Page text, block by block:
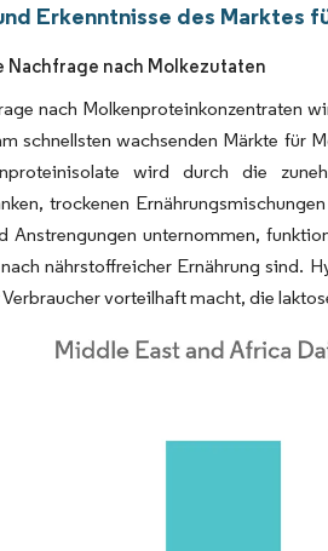
Erkenntnisse des Marktes
Nachfrage nach Molkezutaten
nach Molkenproteinkonzentraten
schnellsten wachsenden Märkte für
wird durch die
trockenen
Anstrengungen unternommen,
nährstoffreicher Ernährung sind.
Verbraucher vorteilhaft macht, die